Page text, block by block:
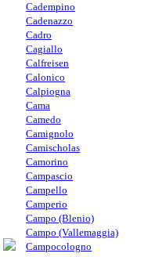
Cadempino
Cadenazzo
Cadro
Cagiallo
Calfreisen
Calonico
Calpiogna
Cama
Camedo
Camignolo
Camischolas
Camorino
Campascio
Campello
Camperio
Campo (Blenio)
Campo (Vallemaggia)
Campocologno